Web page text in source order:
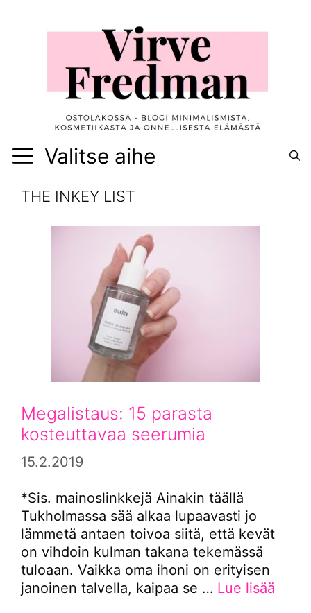
Valitse aihe
THE INKEY LIST
Megalistaus: 15 parasta
kosteuttavaa seerumia
15.2.2019
*Sis. mainoslinkkejä Ainakin täällä
Tukholmassa sää alkaa lupaavasti jo
lämmetä antaen toivoa siitä, että kevät
on vihdoin kulman takana tekemässä
tuloaan. Vaikka oma ihoni on erityisen
janoinen talvella, kaipaa se … Lue lisää